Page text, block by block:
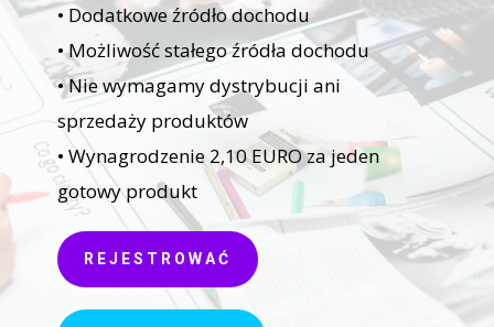
• Dodatkowe źródło dochodu
• Możliwość stałego źródła dochodu
• Nie wymagamy dystrybucji ani
sprzedaży produktów
• Wynagrodzenie 2,10 EURO za jeden
gotowy produkt
REJESTROWAĆ